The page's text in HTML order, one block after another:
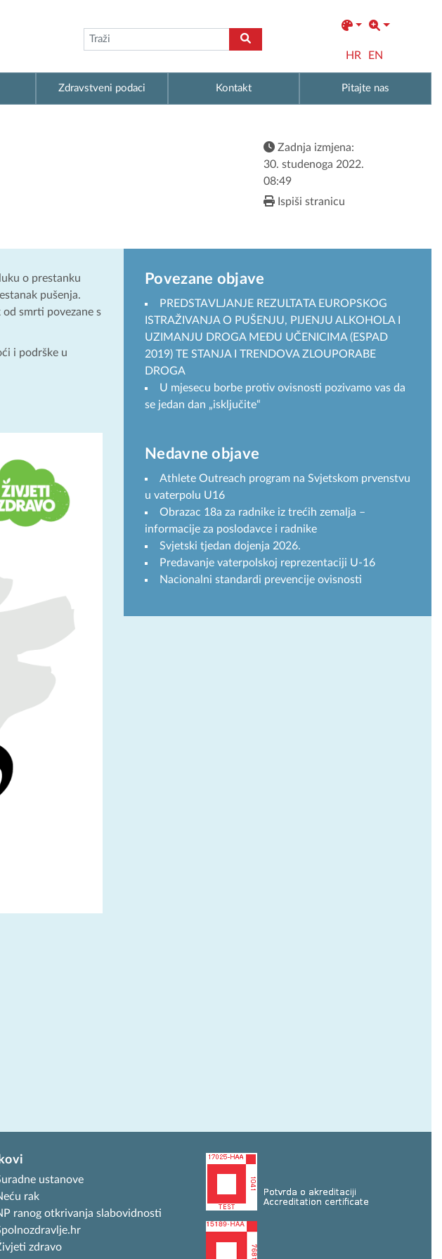
HR EN
Zdravstveni podaci Kontakt Pitajte nas
Zadnja izmjena:
30. studenoga 2022.
08:49
Ispiši stranicu
o prestanku
pušenja.
smrti povezane s
i podrške u
Povezane objave
PREDSTAVLJANJE REZULTATA EUROPSKOG
ISTRAŽIVANJA O PUŠENJU, PIJENJU ALKOHOLA I
UZIMANJU DROGA MEĐU UČENICIMA (ESPAD
2019) TE STANJA I TRENDOVA ZLOUPORABE
DROGA
U mjesecu borbe protiv ovisnosti pozivamo vas da
se jedan dan „isključite“
Nedavne objave
Athlete Outreach program na Svjetskom prvenstvu
u vaterpolu U16
Obrazac 18a za radnike iz trećih zemalja –
informacije za poslodavce i radnike
Svjetski tjedan dojenja 2026.
Predavanje vaterpolskoj reprezentaciji U-16
Nacionalni standardi prevencije ovisnosti
ustanove
rak
ranog otkrivanja slabovidnosti
zdravo